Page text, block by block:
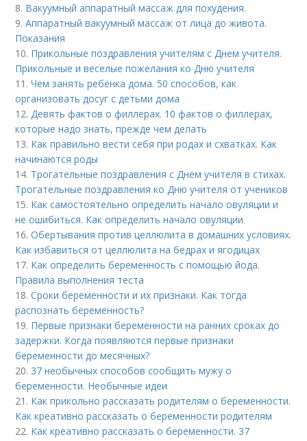
8. Вакуумный аппаратный массаж для похудения.
9.Аппаратный вакуумный массаж от лица до живота.
Показания
10. Прикольные поздравления учителям с Днем учителя.
Прикольные и веселые пожелания ко Дню учителя
11.Чем занять ребёнка дома. 50 способов, как
организовать досуг с детьми дома
12.Девять фактов о филлерах. 10 фактов о филлерах,
которые надо знать, прежде чем делать
13. Как правильно вести себя при родах и схватках. Как
начинаются роды
14. Трогательные поздравления с Днем учителя в стихах.
Трогательные поздравления ко Дню учителя от учеников
15. Как самостоятельно определить начало овуляции и
не ошибиться. Как определить начало овуляции
16.Обертывания против целлюлита в домашних условиях.
Как избавиться от целлюлита на бедрах и ягодицах
17. Как определить беременность с помощью йода.
Правила выполнения теста
18.Сроки беременности и их признаки. Как тогда
распознать беременность?
19. Первые признаки беременности на ранних сроках до
задержки. Когда появляются первые признаки
беременности до месячных?
20. 37 необычных способов сообщить мужу о
беременности. Необычные идеи
21. Как прикольно рассказать родителям о беременности.
Как креативно рассказать о беременности родителям
22. Как креативно рассказать о беременности. 37